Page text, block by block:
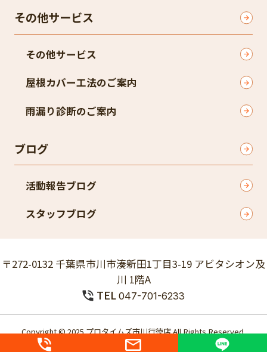
その他サービス
その他サービス
屋根カバー工法のご案内
雨漏り診断のご案内
ブログ
活動報告ブログ
スタッフブログ
〒272-0132 千葉県市川市湊新田1丁目3-19 アビタシオン及
川 1階A
TEL 047-701-6233
Copyright © 2025 プロタイムズ市川行徳店 All Rights Reserved.
個人情報保護方針